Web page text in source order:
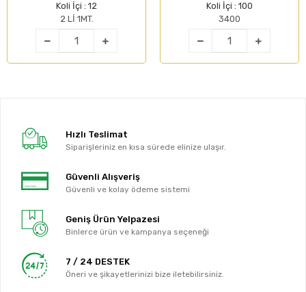
Koli İçi : 12
2 Lİ 1MT.
Koli İçi : 100
3400
Hızlı Teslimat
Siparişleriniz en kısa sürede elinize ulaşır.
Güvenli Alışveriş
Güvenli ve kolay ödeme sistemi
Geniş Ürün Yelpazesi
Binlerce ürün ve kampanya seçeneği
7 / 24 DESTEK
Öneri ve şikayetlerinizi bize iletebilirsiniz.